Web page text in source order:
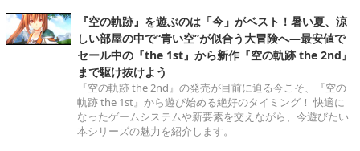
『空の軌跡』を遊ぶのは「今」がベスト！暑い夏、涼
しい部屋の中で“青い空”が似合う大冒険へ―最安値で
セール中の『the 1st』から新作『空の軌跡 the 2nd』
まで駆け抜けよう
『空の軌跡 the 2nd』の発売が目前に迫る今こそ、『空の
軌跡 the 1st』から遊び始める絶好のタイミング！ 快適に
なったゲームシステムや新要素を交えながら、今遊びたい
本シリーズの魅力を紹介します。